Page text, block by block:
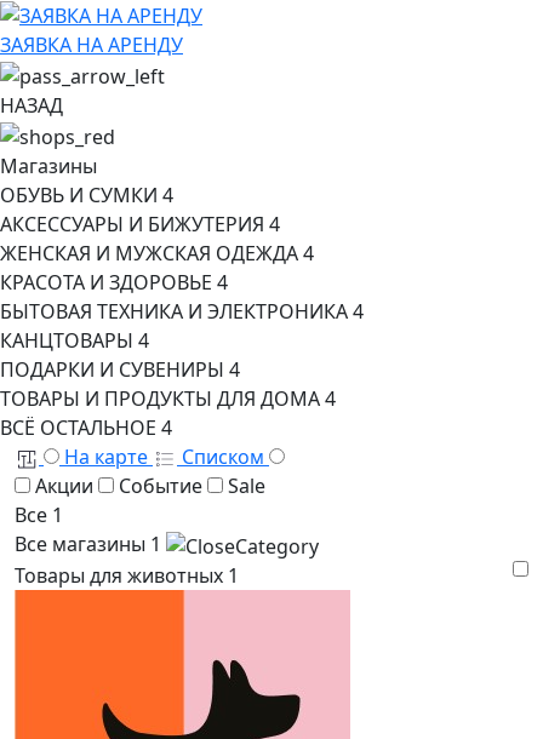
ЗАЯВКА НА АРЕНДУ
НАЗАД
Магазины
ОБУВЬ И СУМКИ 4
АКСЕССУАРЫ И БИЖУТЕРИЯ 4
ЖЕНСКАЯ И МУЖСКАЯ ОДЕЖДА4
КРАСОТА И ЗДОРОВЬЕ 4
БЫТОВАЯ ТЕХНИКА И ЭЛЕКТРОНИКА4
КАНЦТОВАРЫ 4
ПОДАРКИ И СУВЕНИРЫ 4
ТОВАРЫ И ПРОДУКТЫ ДЛЯ ДОМА4
ВСЁ ОСТАЛЬНОЕ 4
На карте
Списком
Акции
Событие
Sale
Все 1
Все магазины 1
Товары для животных 1